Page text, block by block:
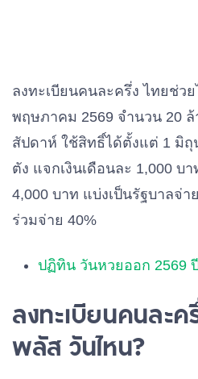
ลงทะเบียนคนละครึ่ง ไทยช่ว
พฤษภาคม 2569 จำนวน 20 ล้
สัปดาห์ ใช้สิทธิ์ได้ตั้งแต่ 1 มิถุ
ตัง แจกเงินเดือนละ 1,000 บ
4,000 บาท แบ่งเป็นรัฐบาลจ่
ร่วมจ่าย 40%
ปฏิทิน วันหวยออก 2569
ลงทะเบียนคนละค
พลัส วันไหน?